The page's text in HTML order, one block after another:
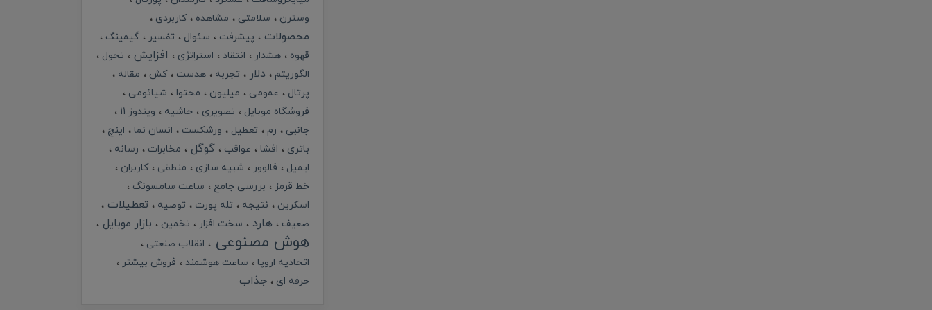
وسترن
سلامتی مشاهده کاربردی
محصولات پیشرفت سئوال تفسیر
گیمینگ
قهوه
هشدار انتقاد استراتژی افزایش
تحول
الگوریتم
دلار تجربه هدست کش
مقاله
پرتال
عمومی میلیون محتوا
شیائومی
فروشگاه موبایل
تصویری حاشیه
ویندوز 11
جانبی
رم تعطیل ورشکست انسان نما
اینچ
باتری
افشا عواقب گوگل مخابرات
رسانه
ایمیل
فالوور شبیه سازی منطقی
کاربران
خط قرمز
بررسی جامع
ساعت سامسونگ
اسکرین
نتیجه تله پورت توصیه تعطیلات
ضعیف هارد سخت افزار تخمین بازار موبایل
هوش مصنوعی
انقلاب صنعتی
اتحادیه اروپا
ساعت هوشمند
فروش بیشتر
حرفه ای
جذاب